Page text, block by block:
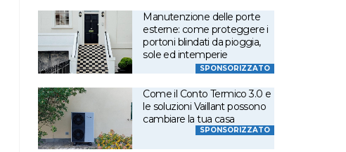
Manutenzione delle porte
esterne: come proteggere i
portoni blindati da pioggia,
sole ed intemperie
SPONSORIZZATO
Come il Conto Termico 3.0 e
le soluzioni Vaillant possono
cambiare la tua casa
SPONSORIZZATO